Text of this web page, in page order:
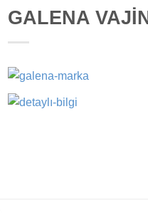
GALENA